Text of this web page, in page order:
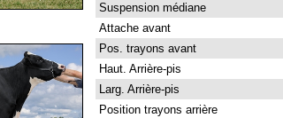
Suspension médiane
Attache avant
Pos. trayons avant
Haut. Arrière-pis
Larg. Arrière-pis
Position trayons arrière